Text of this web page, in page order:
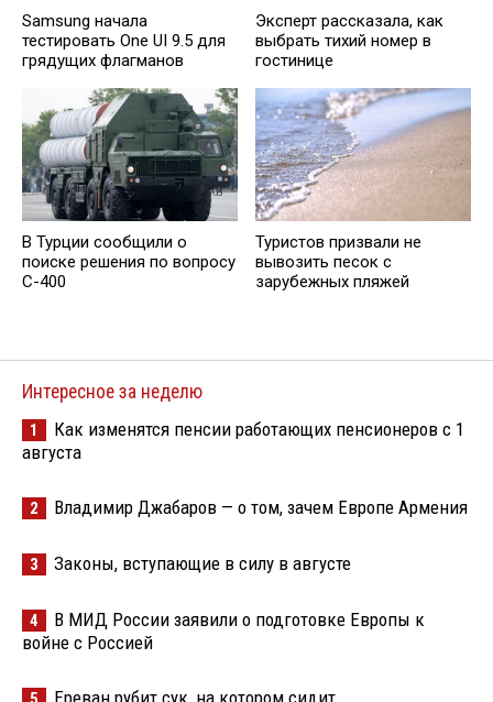
Samsung начала
тестировать One UI 9.5 для
грядущих флагманов
Эксперт рассказала, как
выбрать тихий номер в
гостинице
В Турции сообщили о
поиске решения по вопросу
С-400
Туристов призвали не
вывозить песок с
зарубежных пляжей
Интересное за неделю
1
Как изменятся пенсии работающих пенсионеров с 1
августа
2 Владимир Джабаров — о том, зачем Европе Армения
3 Законы, вступающие в силу в августе
4
В МИД России заявили о подготовке Европы к
войне с Россией
Ереван рубит сук, на котором сидит